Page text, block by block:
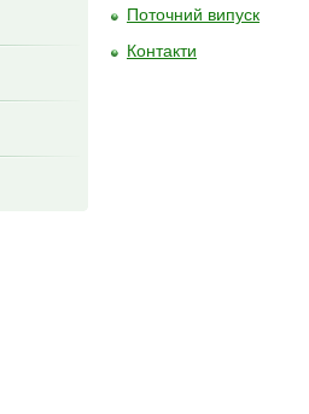
Поточний випуск
Контакти